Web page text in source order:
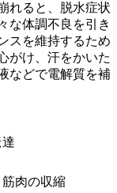
れると、脱水症状
な体調不良を引き
スを維持するため
がけ、汗をかいた
などで電解質を補
肉の収縮